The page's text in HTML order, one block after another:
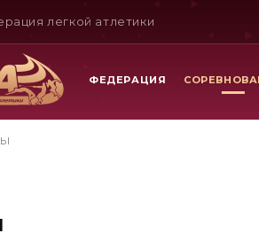
легкой атлетики
ФЕДЕРАЦИЯ